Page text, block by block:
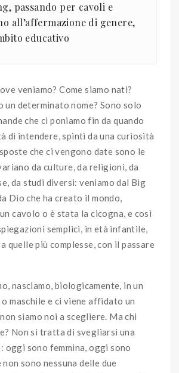
passando per cavoli e
all’affermazione di genere,
educativo
veniamo? Come siamo nati?
un determinato nome? Sono solo
che ci poniamo fin da quando
di intendere, spinti da una curiosità
che ci vengono date sono le
da culture, da religioni, da
da studi diversi: veniamo dal Big
Dio che ha creato il mondo,
cavolo o è stata la cicogna, e così
semplici, in età infantile,
quelle più complesse, con il passare
nasciamo, biologicamente, in un
maschile e ci viene affidato un
siamo noi a scegliere. Ma chi
Non si tratta di svegliarsi una
oggi sono femmina, oggi sono
sono nessuna delle due